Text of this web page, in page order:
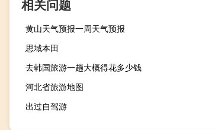
相关问题
黄山天气预报一周天气预报
思域本田
去韩国旅游一趟大概得花多少钱
河北省旅游地图
出过自驾游